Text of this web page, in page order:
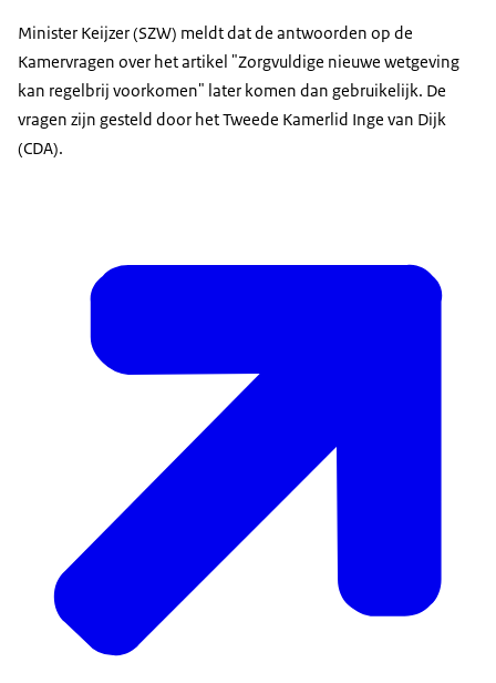
Minister Keijzer (SZW) meldt dat de antwoorden op de
Kamervragen over het artikel "Zorgvuldige nieuwe wetgeving
kan regelbrij voorkomen" later komen dan gebruikelijk. De
vragen zijn gesteld door het Tweede Kamerlid Inge van Dijk
(CDA).